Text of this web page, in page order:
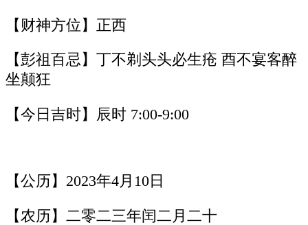
【财神方位】正西
【彭祖百忌】丁不剃头头必生疮 酉不宴客醉
坐颠狂
【今日吉时】辰时 7:00-9:00
【公历】2023年4月10日
【农历】二零二三年闰二月二十